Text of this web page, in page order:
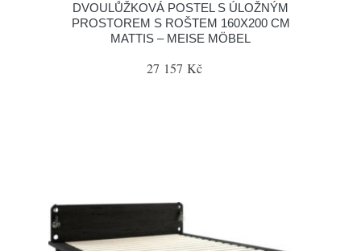
DVOULŮŽKOVÁ POSTEL S ÚLOŽNÝM
PROSTOREM S ROŠTEM 160X200 CM
MATTIS – MEISE MÖBEL
27 157 Kč